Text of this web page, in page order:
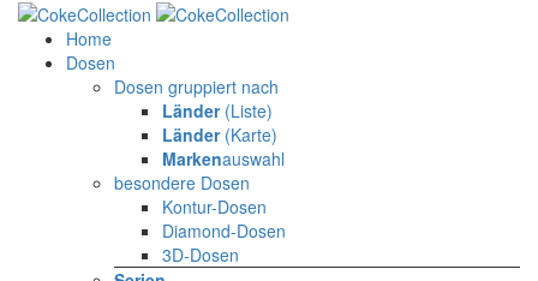
Home
Dosen
Dosen gruppiert nach
Länder(Liste)
Länder(Karte)
Markenauswahl
besondere Dosen
Kontur-Dosen
Diamond-Dosen
3D-Dosen